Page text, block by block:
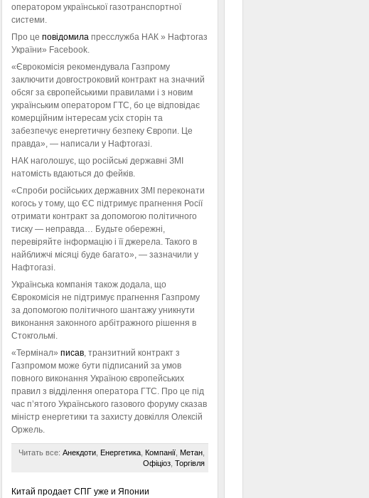
оператором української газотранспортної
системи.
Про це повідомила пресслужба НАК » Нафтогаз
України» Facebook.
«Єврокомісія рекомендувала Газпрому
заключити довгостроковий контракт на значний
обсяг за європейськими правилами і з новим
українським оператором ГТС, бо це відповідає
комерційним інтересам усіх сторін та
забезпечує енергетичну безпеку Європи. Це
правда», — написали у Нафтогазі.
НАК наголошує, що російські державні ЗМІ
натомість вдаються до фейків.
«Спроби російських державних ЗМІ переконати
когось у тому, що ЄС підтримує прагнення Росії
отримати контракт за допомогою політичного
тиску — неправда… Будьте обережні,
перевіряйте інформацію і її джерела. Такого в
найближчі місяці буде багато», — зазначили у
Нафтогазі.
Українська компанія також додала, що
Єврокомісія не підтримує прагнення Газпрому
за допомогою політичного шантажу уникнути
виконання законного арбітражного рішення в
Стокгольмі.
«Термінал» писав, транзитний контракт з
Газпромом може бути підписаний за умов
повного виконання Україною європейських
правил з відділення оператора ГТС. Про це під
час п’ятого Українського газового форуму сказав
міністр енергетики та захисту довкілля Олексій
Оржель.
Читать все: Анекдоти, Енергетика, Компанії, Метан,
Офіціоз, Торгівля
Китай продает СПГ уже и Японии